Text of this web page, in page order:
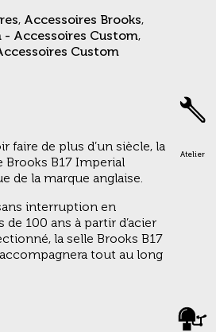
Atelier
, Accessoires Brooks,
- Accessoires Custom,
Custom
faire de plus d’un siècle, la
Brooks B17 Imperial
de la marque anglaise.
interruption en
100 ans à partir d’acier
la selle Brooks B17
tout au long